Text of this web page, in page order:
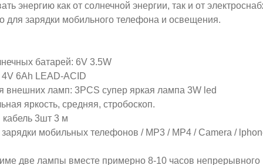
энергию как от солнечной энергии, так и от
для зарядки мобильного телефона и освещения.
батарей: 6V 3.5W
6Ah LEAD-ACID
ламп: 3PCS супер яркая лампа 3W led
яркость, средняя, стробоскоп.
3шт 3 м
мобильных телефонов / MP3 / MP4 / Camera /
две лампы вместе примерно 8-10 часов непрерывного